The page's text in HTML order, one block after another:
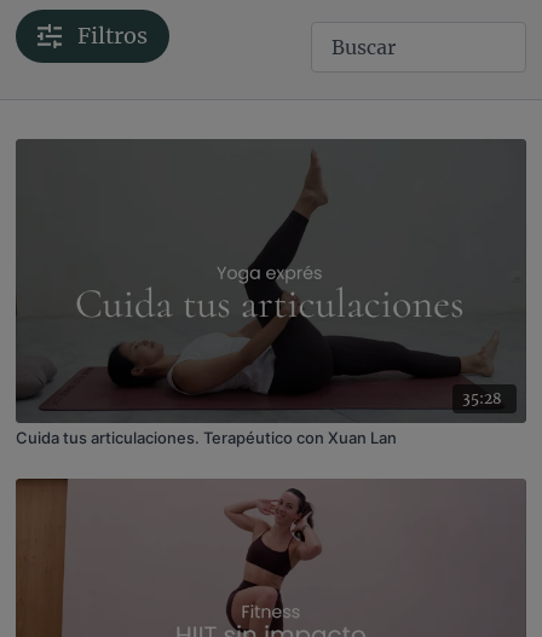
35:28
Cuida tus articulaciones. Terapéutico con Xuan Lan